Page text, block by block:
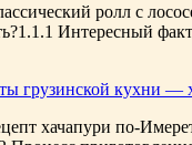
ролл с
Интересный
грузинской кухни —
хачапури по-